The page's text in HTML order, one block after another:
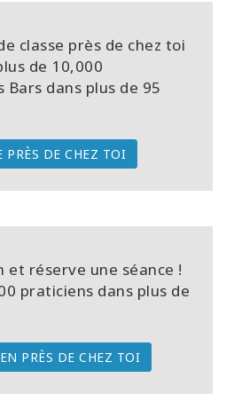
classe près de chez toi
de 10,000
dans plus de 95
PRÈS DE CHEZ TOI
et réserve une séance !
praticiens dans plus de
PRÈS DE CHEZ TOI